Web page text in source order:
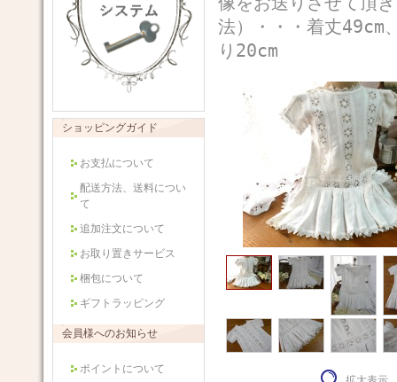
ショッピングガイド
お支払について
配送方法、送料につい
て
追加注文について
お取り置きサービス
梱包について
ギフトラッピング
会員様へのお知らせ
ポイントについて
法）・・・着丈
り20cm